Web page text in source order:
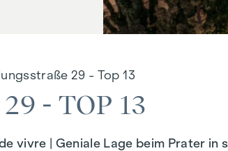
29 - Top 13
- TOP 13
vivre | Geniale Lage beim Prater